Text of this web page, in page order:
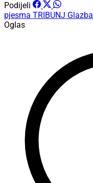
Podijeli
pjesma TRIBUNJ Glazba
Oglas